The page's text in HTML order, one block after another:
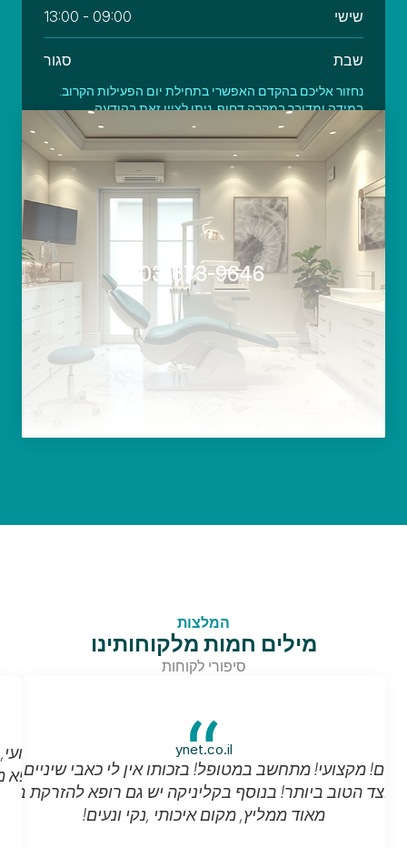
שישי 09:00 - 13:00
שבת סגור
נחזור אליכם בהקדם האפשרי בתחילת יום הפעילות הקרוב.
במידה ומדובר במקרה דחוף, ניתן לציין זאת בהודעה.
03-673-9646
המלצות
מילים חמות מלקוחותינו
סיפורי לקוחות
ynet.co.il
מאוד ממליץ, מקום איכותי ,נקי ונעים!